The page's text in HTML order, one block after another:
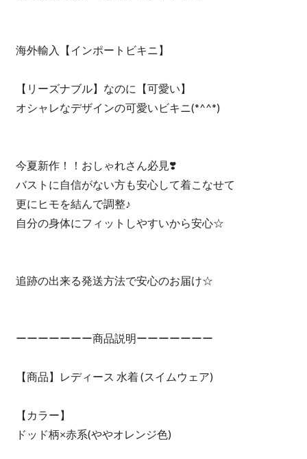
海外輸入【インポートビキニ】
【リーズナブル】なのに【可愛い】
オシャレなデザインの可愛いビキニ(*^^*)
今夏新作！！おしゃれさん必見❣️
バストに自信がない方も安心して着こなせて
更にヒモを結んで調整♪
自分の身体にフィットしやすいから安心☆
追跡の出来る発送方法で安心のお届け☆
ーーーーーーー商品説明ーーーーーーー
【商品】レディース 水着 (スイムウェア)
【カラー】
ドッド柄×赤系(ややオレンジ色)